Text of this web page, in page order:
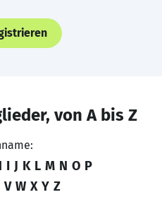
von A bis Z
I J K L M N O P
V W X Y Z